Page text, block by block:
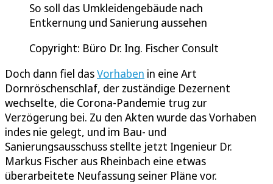
So soll das Umkleidengebäude nach
Entkernung und Sanierung aussehen
Copyright: Büro Dr. Ing. Fischer Consult
Doch dann fiel dasVorhaben in eine Art
Dornröschenschlaf, der zuständige Dezernent
wechselte, die Corona-Pandemie trug zur
Verzögerung bei. Zu den Akten wurde das Vorhaben
indes nie gelegt, und im Bau- und
Sanierungsausschuss stellte jetzt Ingenieur Dr.
Markus Fischer aus Rheinbach eine etwas
überarbeitete Neufassung seiner Pläne vor.